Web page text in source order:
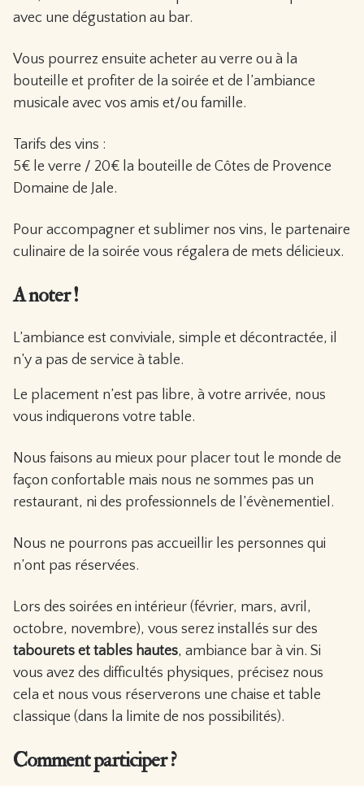
avec une dégustation au bar.
Vous pourrez ensuite acheter au verre ou à la
bouteille et profiter de la soirée et de l’ambiance
musicale avec vos amis et/ou famille.
Tarifs des vins :
5€ le verre / 20€ la bouteille de Côtes de Provence
Domaine de Jale.
Pour accompagner et sublimer nos vins, le partenaire
culinaire de la soirée vous régalera de mets délicieux.
A noter !
L’ambiance est conviviale, simple et décontractée, il
n’y a pas de service à table.
Le placement n’est pas libre, à votre arrivée, nous
vous indiquerons votre table.
Nous faisons au mieux pour placer tout le monde de
façon confortable mais nous ne sommes pas un
restaurant, ni des professionnels de l’évènementiel.
Nous ne pourrons pas accueillir les personnes qui
n’ont pas réservées.
Lors des soirées en intérieur (février, mars, avril,
octobre, novembre), vous serez installés sur des
tabourets et tables hautes, ambiance bar à vin. Si
vous avez des difficultés physiques, précisez nous
cela et nous vous réserverons une chaise et table
classique (dans la limite de nos possibilités).
Comment participer ?